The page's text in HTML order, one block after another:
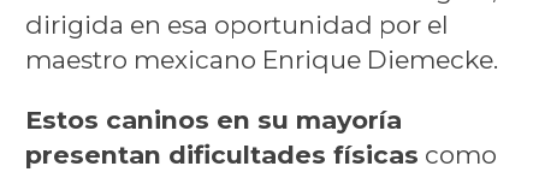
dirigida en esa oportunidad por el
maestro mexicano Enrique Diemecke.
Estos caninos en su mayoría
presentan dificultades físicas como